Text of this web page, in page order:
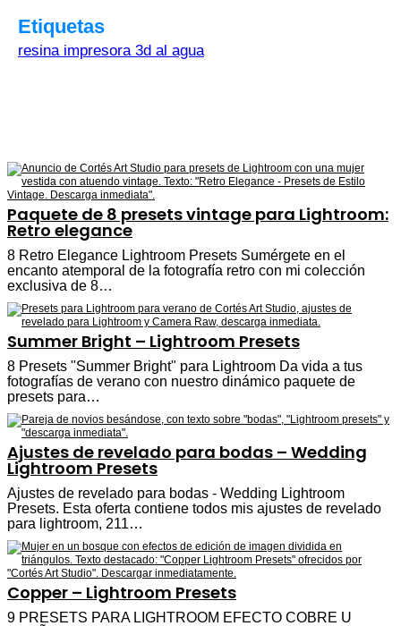
Etiquetas
resina impresora 3d al agua
Paquete de 8 presets vintage para Lightroom:
Retro elegance
8 Retro Elegance Lightroom Presets Sumérgete en el
encanto atemporal de la fotografía retro con mi colección
exclusiva de 8…
Summer Bright – Lightroom Presets
8 Presets "Summer Bright" para Lightroom Da vida a tus
fotografías de verano con nuestro dinámico paquete de
presets para…
Ajustes de revelado para bodas – Wedding
Lightroom Presets
Ajustes de revelado para bodas - Wedding Lightroom
Presets. Esta oferta contiene todos mis ajustes de revelado
para lightroom, 211…
Copper – Lightroom Presets
9 PRESETS PARA LIGHTROOM EFECTO COBRE U